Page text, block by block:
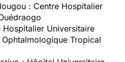
: Centre Hospitalier
Hospitalier Universitaire
Tropical